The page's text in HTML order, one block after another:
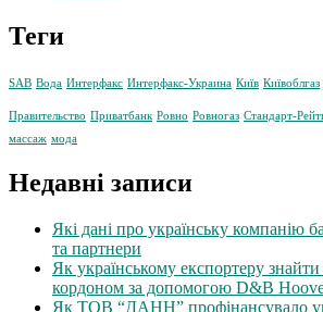
Теги
SAB Вода Интерфакс Интерфакс-Украина Київ Київоблгаз
Правительство Приватбанк Ровно Ровногаз Стандарт-
массаж мода
Недавні записи
Які дані про українську компанію
та партнери
Як українському експортеру знайти
кордоном за допомогою D&B
Як ТОВ “ДАНН” профінансувало